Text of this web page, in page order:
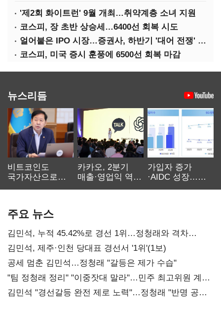
'제2회 화이트런' 9월 개최…취약계층 소녀 지원
코스피, 장 초반 상승세…6400선 회복 시도
얼어붙은 IPO 시장…증권사, 하반기 '대어 전쟁' 기대
코스피, 미국 증시 훈풍에 6500선 회복 마감
뉴스리듬
비트코인도
국가자산으로…'
카카오, 2분기
매출·영업익 역대
가입자 증가
·AIDC 성장…
주요 뉴스
김민석, 누적 45.42%로 경선 1위…정청래와 격차
0.86%p(2보)
김민석, 제주·인천 당대표 경선서 '1위'(1보)
공세 멈춘 김민석…정청래 "갈등은 제가 수습"
"팀 정청래 정리" "이중잣대 말라"…민주 최고위원 계파
다툼 격화
김민석 "경선갈등 완전 제로 노력"…정청래 "반명 공세